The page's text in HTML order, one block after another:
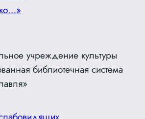
учреждение культуры
библиотечная система